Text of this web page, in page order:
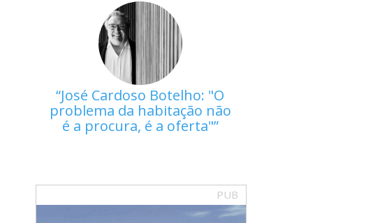
José Cardoso Botelho: "O
problema da habitação não
é a procura, é a oferta"
PUB